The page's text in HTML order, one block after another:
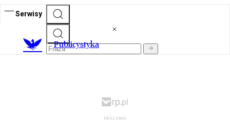
Serwisy
Publicystyka